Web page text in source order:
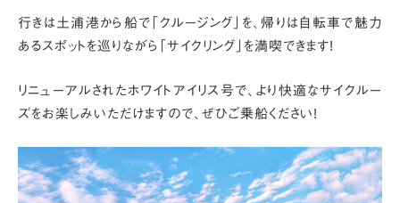
行きは土浦港から船で「クルージング」を、帰りは自転車で魅力
あるスポットを巡りながら「サイクリング」を満喫できます!
リニューアルされたホワイトアイリス号で、 より快適なサイクルー
ズをお楽しみいただけますので、ぜひご乗船ください!